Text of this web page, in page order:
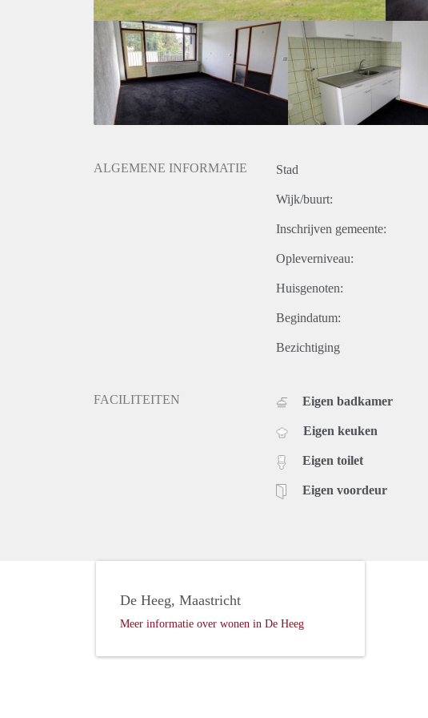
ALGEMENE INFORMATIE Stad
Wijk/buurt:
Inschrijven gemeente:
Opleverniveau:
Huisgenoten:
Begindatum:
Bezichtiging
FACILITEITEN Eigen badkamer
Eigen keuken
Eigen toilet
Eigen voordeur
De Heeg, Maastricht
Meer informatie over wonen in De Heeg